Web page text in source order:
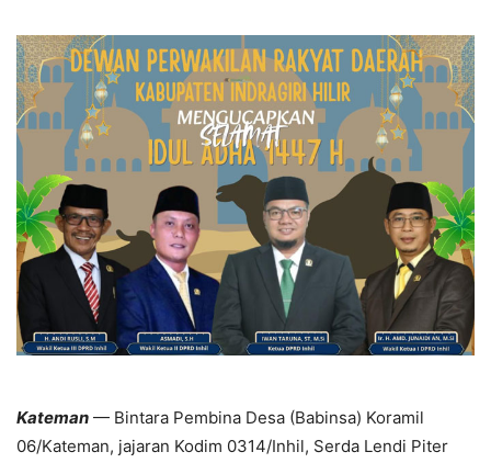
Kateman — Bintara Pembina Desa (Babinsa) Koramil
06/Kateman, jajaran Kodim 0314/Inhil, Serda Lendi Piter